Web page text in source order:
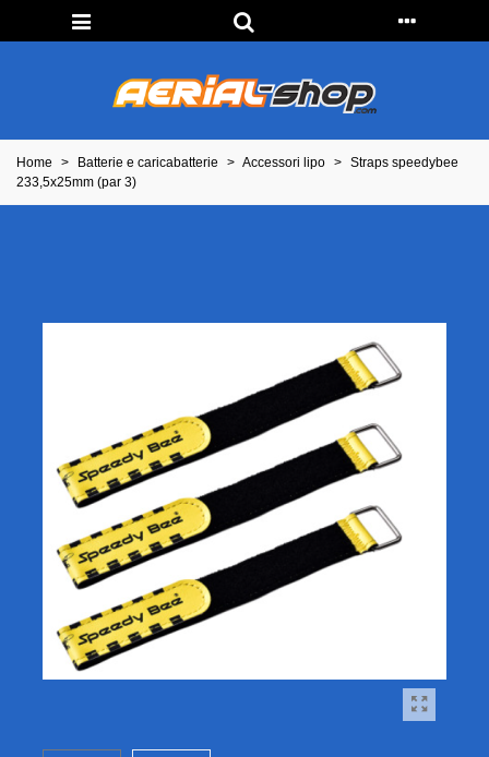
Home > Batterie e caricabatterie > Accessori lipo > Straps speedybee
233,5x25mm (par 3)